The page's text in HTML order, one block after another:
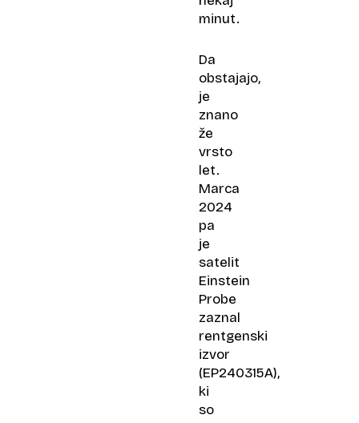
minut.
Da
obstajajo,
je
znano
že
vrsto
let.
Marca
2024
pa
je
satelit
Einstein
Probe
zaznal
rentgenski
izvor
(EP240315A),
ki
so